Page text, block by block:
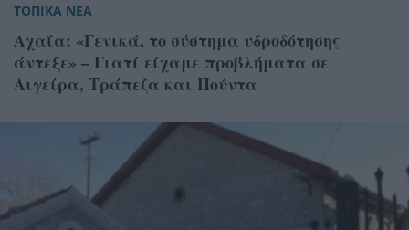
ΤΟΠΙΚΑ ΝΕΑ
Αχαΐα: «Γενικά, το σύστημα υδροδότησης
άντεξε» – Γιατί είχαμε προβλήματα σε
Αιγείρα, Τράπεζα και Πούντα